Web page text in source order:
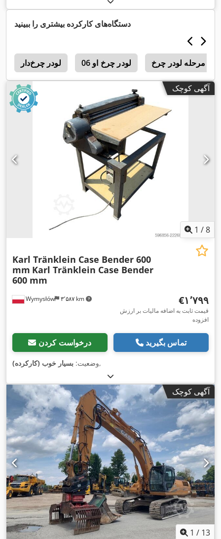
دستگاه‌های کارکرده بیشتری را ببینید
لودر چرخ‌دار لودر چرخ او 06
آگهی کوچک
1 /8
Wymysłów ۳٬۵۸۷ km
Karl Tränklein Case Bender 600
mm Karl Tränklein Case Bender
600 mm
‎€۱٬۷۹۹
قیمت ثابت به اضافه مالیات بر ارزش
افزوده
درخواست کردن تماس بگیرید
وضعیت: بسیار خوب (کارکرده) ,
آگهی کوچک
1 / 13